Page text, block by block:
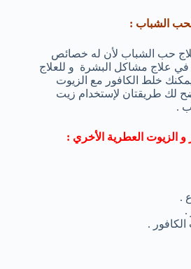
الشباب :
حب الشباب لأن له خصائص
في علاج مشاكل البشرة و للعلاج
خلط الكافور مع الزيوت
لك طريقتان لإستخدام زيت
.
و الزيوت العطرية الأخري :
.
.
.